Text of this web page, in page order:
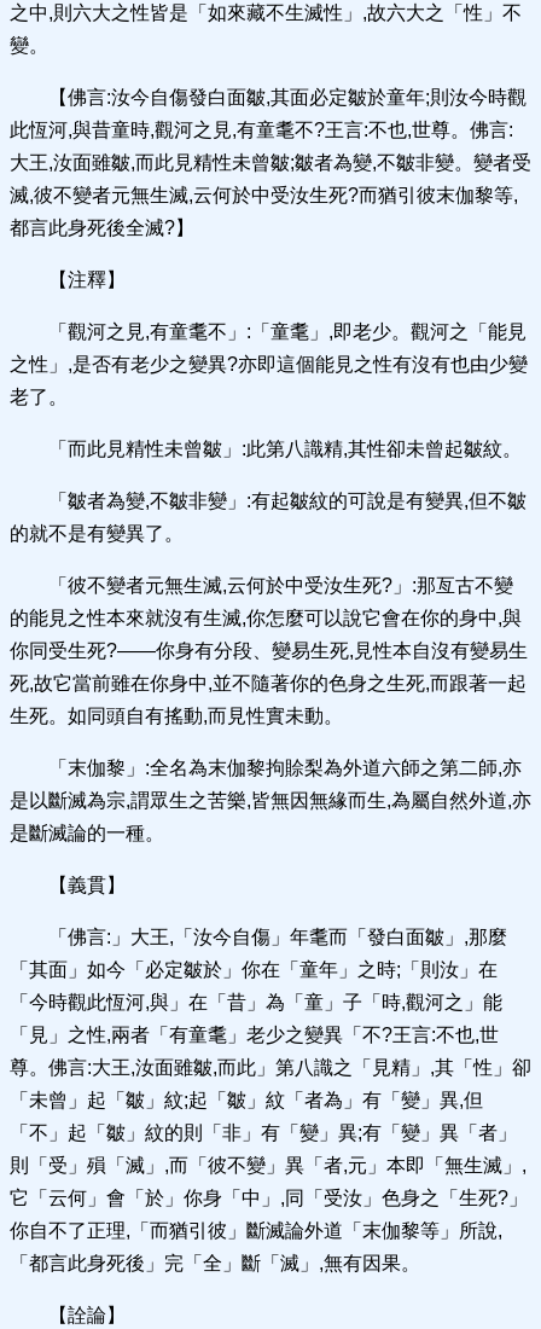
之中,則六大之性皆是「如來藏不生滅性」,故六大之「性」不
變。
【佛言:汝今自傷發白面皺,其面必定皺於童年;則汝今時觀
此恆河,與昔童時,觀河之見,有童耄不?王言:不也,世尊。佛言:
大王,汝面雖皺,而此見精性未曾皺;皺者為變,不皺非變。變者受
滅,彼不變者元無生滅,云何於中受汝生死?而猶引彼末伽黎等,
都言此身死後全滅?】
【注釋】
「觀河之見,有童耄不」:「童耄」,即老少。觀河之「能見
之性」,是否有老少之變異?亦即這個能見之性有沒有也由少變
老了。
「而此見精性未曾皺」:此第八識精,其性卻未曾起皺紋。
「皺者為變,不皺非變」:有起皺紋的可說是有變異,但不皺
的就不是有變異了。
「彼不變者元無生滅,云何於中受汝生死?」:那亙古不變
的能見之性本來就沒有生滅,你怎麼可以說它會在你的身中,與
你同受生死?——你身有分段、變易生死,見性本自沒有變易生
死,故它當前雖在你身中,並不隨著你的色身之生死,而跟著一起
生死。如同頭自有搖動,而見性實未動。
「末伽黎」:全名為末伽黎拘賒梨為外道六師之第二師,亦
是以斷滅為宗,謂眾生之苦樂,皆無因無緣而生,為屬自然外道,亦
是斷滅論的一種。
【義貫】
「佛言:」大王,「汝今自傷」年耄而「發白面皺」,那麼
「其面」如今「必定皺於」你在「童年」之時;「則汝」在
「今時觀此恆河,與」在「昔」為「童」子「時,觀河之」能
「見」之性,兩者「有童耄」老少之變異「不?王言:不也,世
尊。佛言:大王,汝面雖皺,而此」第八識之「見精」,其「性」卻
「未曾」起「皺」紋;起「皺」紋「者為」有「變」異,但
「不」起「皺」紋的則「非」有「變」異;有「變」異「者」
則「受」殞「滅」,而「彼不變」異「者,元」本即「無生滅」,
它「云何」會「於」你身「中」,同「受汝」色身之「生死?」
你自不了正理,「而猶引彼」斷滅論外道「末伽黎等」所說,
「都言此身死後」完「全」斷「滅」,無有因果。
【詮論】